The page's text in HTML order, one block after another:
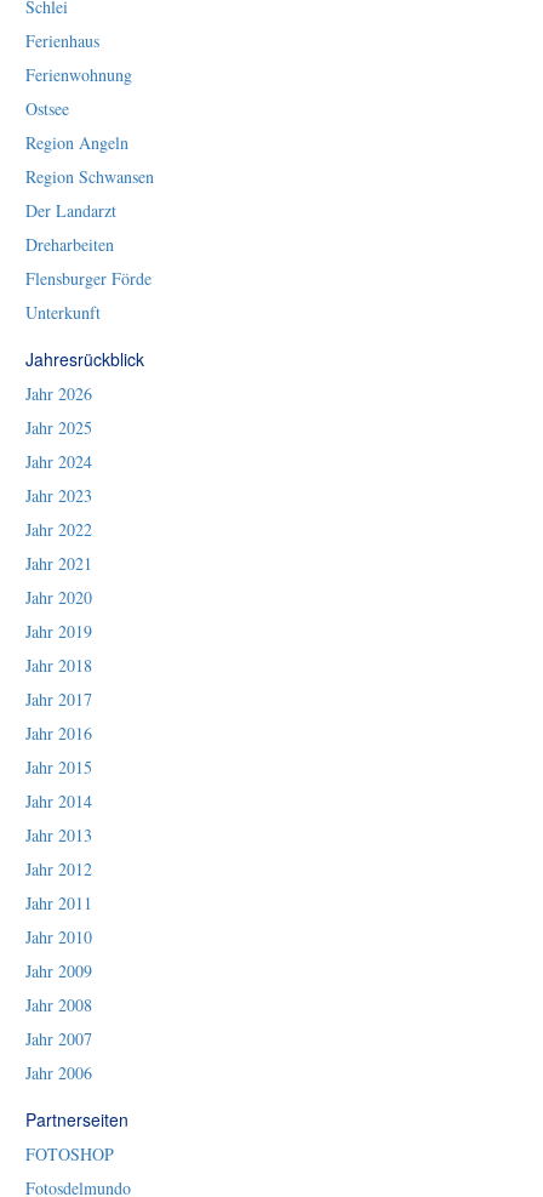
Schlei
Ferienhaus
Ferienwohnung
Ostsee
Region Angeln
Region Schwansen
Der Landarzt
Dreharbeiten
Flensburger Förde
Unterkunft
Jahresrückblick
Jahr 2026
Jahr 2025
Jahr 2024
Jahr 2023
Jahr 2022
Jahr 2021
Jahr 2020
Jahr 2019
Jahr 2018
Jahr 2017
Jahr 2016
Jahr 2015
Jahr 2014
Jahr 2013
Jahr 2012
Jahr 2011
Jahr 2010
Jahr 2009
Jahr 2008
Jahr 2007
Jahr 2006
Partnerseiten
FOTOSHOP
Fotosdelmundo